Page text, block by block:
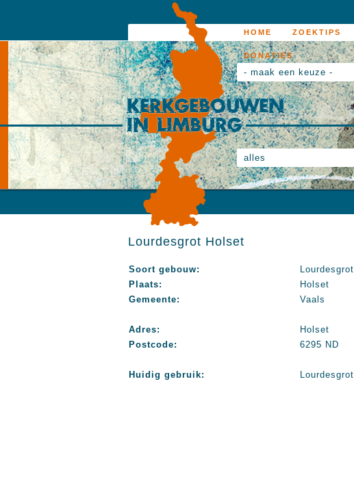
HOME ZOEKTIPS
DONATIES
- maak een keuze -
alles
Lourdesgrot Holset
Soort gebouw:
Lourdesgrot
Plaats:
Holset
Gemeente:
Vaals
Adres:
Holset
Postcode:
6295 ND
Huidig gebruik: Lourdesgrot